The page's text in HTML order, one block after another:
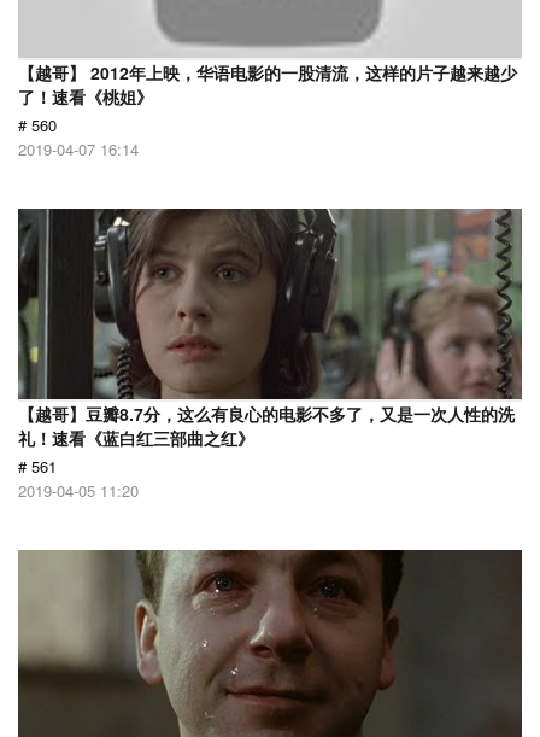
【越哥】 2012年上映，华语电影的一股清流，这样的片子越来越少
了！速看《桃姐》
# 560
2019-04-07 16:14
【越哥】豆瓣8.7分，这么有良心的电影不多了，又是一次人性的洗
礼！速看《蓝白红三部曲之红》
# 561
2019-04-05 11:20